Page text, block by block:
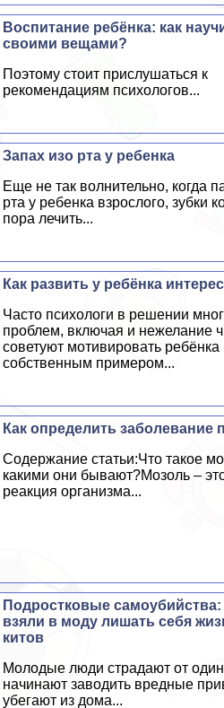
Воспитание ребёнка: как
своими вещами?
Поэтому стоит прислушаться к
рекомендациям психологов...
Запах изо рта у ребенка
Еще не так волнительно, когда
рта у ребенка взрослого, зубки
пора лечить...
Как развить у ребёнка
Часто психологи в решении
проблем, включая и нежелание
советуют мотивировать ребёнка
собственным примером...
Как определить заболевание
Содержание статьи:Что такое
какими они бывают?Мозоль –
реакция организма...
Подростковые
взяли в моду лишать себя
китов
Молодые люди страдают от
начинают заводить вредные
убегают из дома...